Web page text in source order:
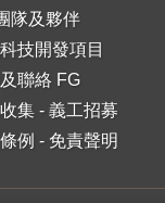
隊及夥伴
技開發項目
聯絡 FG
集- 義工招募
例 - 免責聲明